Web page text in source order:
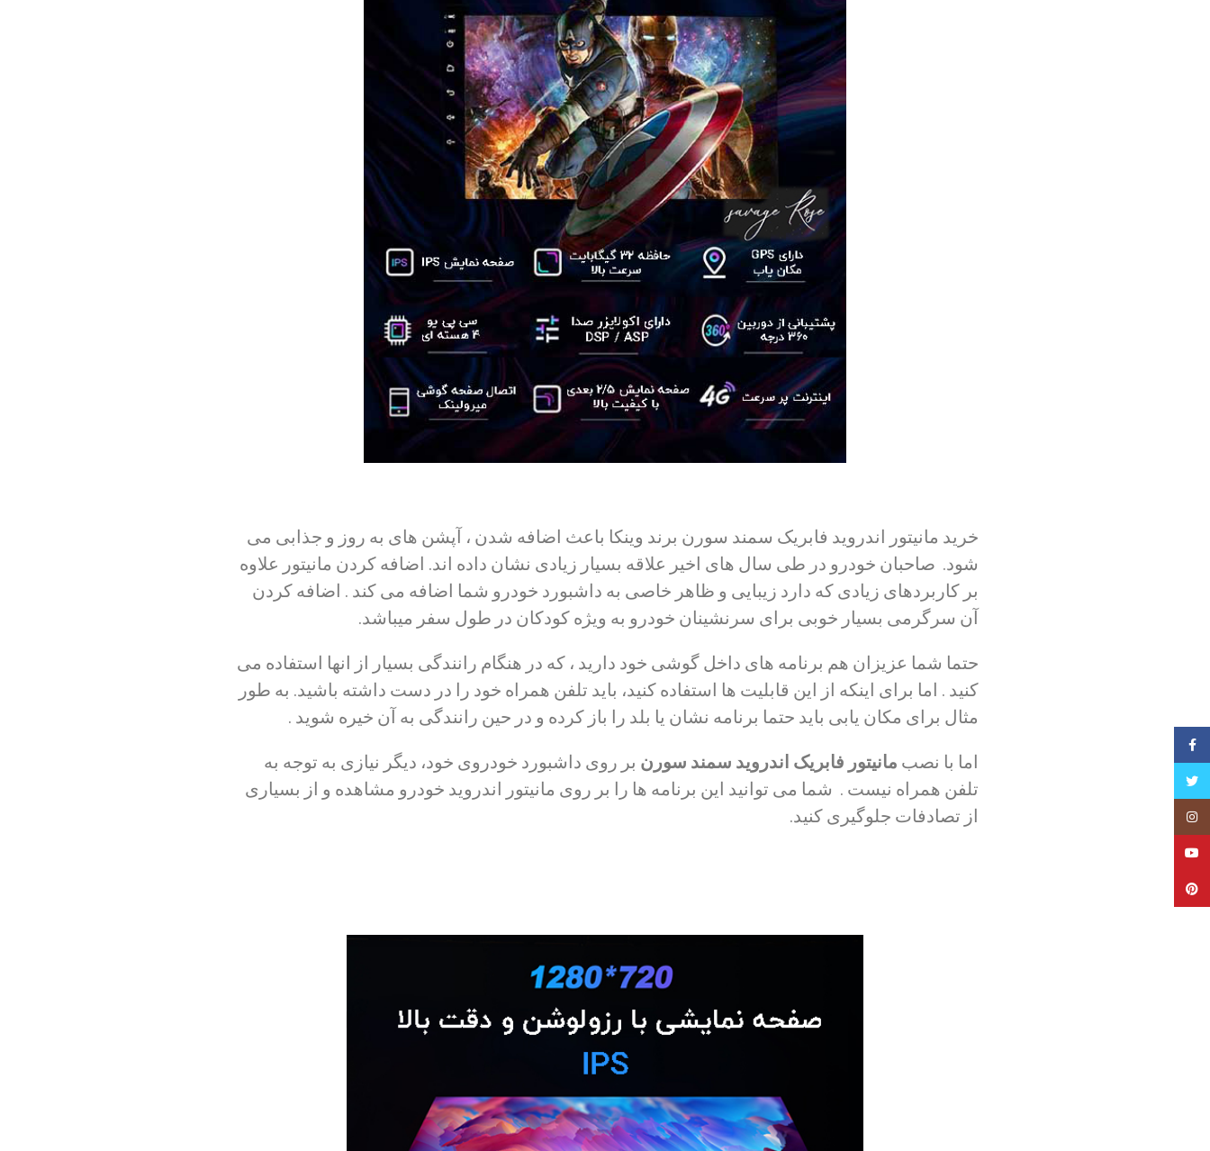
خرید مانیتور اندروید فابریک سمند سورن برند وینکا باعث اضافه شدن ، آپشن های به روز و جذابی می
شود. صاحبان خودرو در طی سال های اخیر علاقه بسیار زیادی نشان داده اند. اضافه کردن مانیتور علاوه
بر کاربردهای زیادی که دارد زیبایی و ظاهر خاصی به داشبورد خودرو شما اضافه می کند . اضافه کردن
آن سرگرمی بسیار خوبی برای سرنشینان خودرو به ویژه کودکان در طول سفر میباشد.
حتما شما عزیزان هم برنامه های داخل گوشی خود دارید ، که در هنگام رانندگی بسیار از انها استفاده می
کنید . اما برای اینکه از این قابلیت ها استفاده کنید، باید تلفن همراه خود را در دست داشته باشید. به طور
مثال برای مکان یابی باید حتما برنامه نشان یا بلد را باز کرده و در حین رانندگی به آن خیره شوید .
اما با نصب مانیتور فابریک اندروید سمند سورن بر روی داشبورد خودروی خود، دیگر نیازی به توجه به
تلفن همراه نیست . شما می توانید این برنامه ها را بر روی مانیتور اندروید خودرو مشاهده و از بسیاری
از تصادفات جلوگیری کنید.